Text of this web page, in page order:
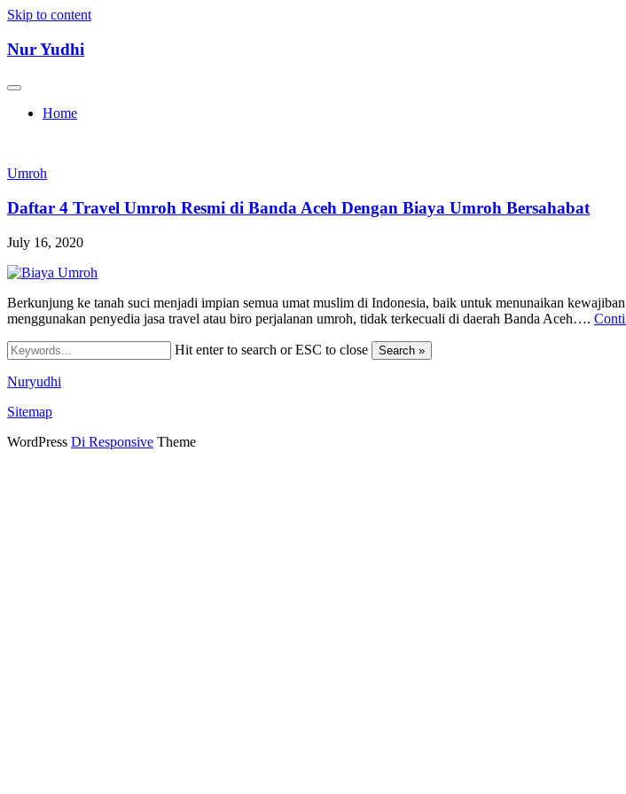
Skip to content
Nur Yudhi
Home
Umroh
Daftar 4 Travel Umroh Resmi di Banda Aceh Dengan Biaya Umroh Bersahabat
July 16, 2020
Berkunjung ke tanah suci menjadi impian semua umat muslim di Indonesia, baik untuk menunaikan
menggunakan penyedia jasa travel atau biro perjalanan umroh, tidak terkecuali di daerah Banda Aceh….
Hit enter to search or ESC to close Search »
Nuryudhi
Sitemap
WordPress Di Responsive Theme